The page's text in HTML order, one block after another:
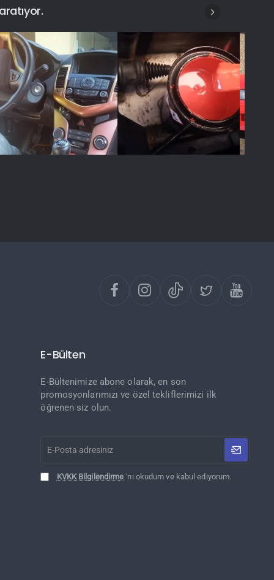
E-Bülten
E-Bültenimize abone olarak, en son
promosyonlarımızı ve özel tekliflerimizi ilk
öğrenen siz olun.
Posta
KVKK Bilgilendirme 'ni okudum ve kabul ediyorum.